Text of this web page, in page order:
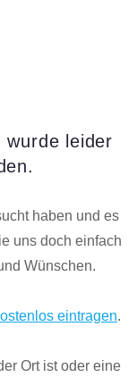
wurde leider
haben und es
uns doch einfach
Wünschen.
eintragen.
Ort ist oder eine